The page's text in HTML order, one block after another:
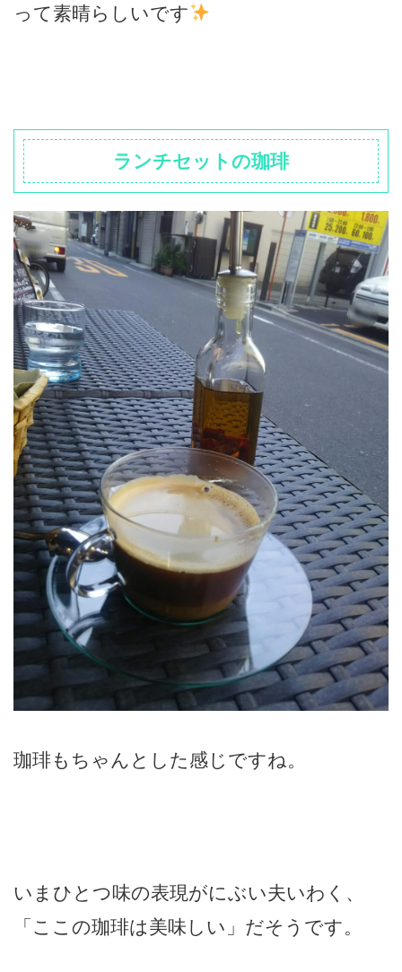
って素晴らしいです
ランチセットの珈琲
珈琲もちゃんとした感じですね。
いまひとつ味の表現がにぶい夫いわく、
「ここの珈琲は美味しい」だそうです。